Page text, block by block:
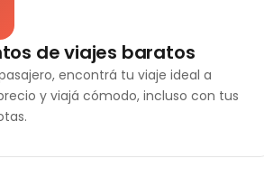
de viajes baratos
encontrá tu viaje ideal a
y viajá cómodo, incluso con tus